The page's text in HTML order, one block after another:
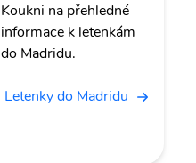
Koukni na přehledné
informace k letenkám
do Madridu.
Letenky do Madridu